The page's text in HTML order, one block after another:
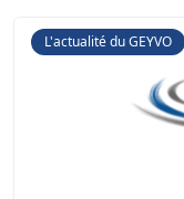
L'actualité du GEYVO